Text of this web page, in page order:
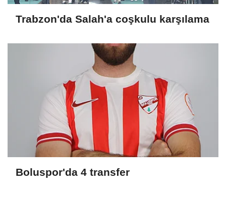
Trabzon'da Salah'a coşkulu karşılama
Boluspor'da 4 transfer